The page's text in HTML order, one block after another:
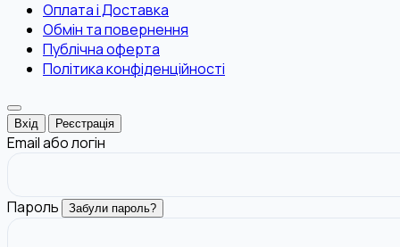
Оплата і Доставка
Обмін та повернення
Публічна оферта
Політика конфіденційності
Вхід Реєстрація
Email або логін
Пароль Забули пароль?